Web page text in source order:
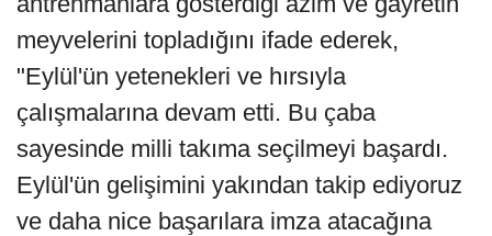
meyvelerini topladığını ifade ederek,
"Eylül'ün yetenekleri ve hırsıyla
çalışmalarına devam etti. Bu çaba
sayesinde milli takıma seçilmeyi başardı.
Eylül'ün gelişimini yakından takip ediyoruz
ve daha nice başarılara imza atacağına